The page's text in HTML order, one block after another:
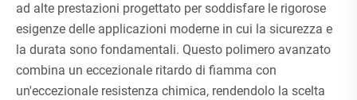
ad alte prestazioni progettato per soddisfare le rigorose
esigenze delle applicazioni moderne in cui la sicurezza e
la durata sono fondamentali. Questo polimero avanzato
combina un eccezionale ritardo di fiamma con
un'eccezionale resistenza chimica, rendendolo la scelta